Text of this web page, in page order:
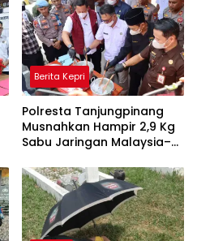
Berita Kepri
Polresta Tanjungpinang
Musnahkan Hampir 2,9 Kg
Sabu Jaringan Malaysia–
Ribuan Jiwa